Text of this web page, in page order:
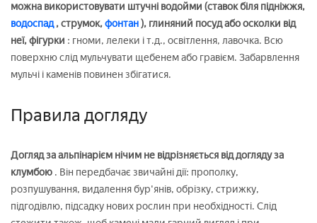
можна використовувати штучні водойми (ставок біля підніжжя,
водоспад, струмок,фонтан), глиняний посуд або осколки від
неї, фігурки : гноми, лелеки і т.д., освітлення, лавочка. Всю
поверхню слід мульчувати щебенем або гравієм. Забарвлення
мульчі і каменів повинен збігатися.
Правила догляду
Догляд за альпінарієм нічим не відрізняється від догляду за
клумбою . Він передбачає звичайні дії: прополку,
розпушування, видалення бур'янів, обрізку, стрижку,
підгодівлю, підсадку нових рослин при необхідності. Слід